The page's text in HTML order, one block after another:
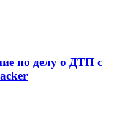
по делу о ДТП с